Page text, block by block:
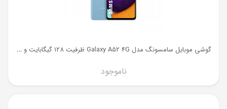
گ
وشی موبایل سامسونگ مدل Galaxy A52 4G ظرفیت 128 گیگابایت و رم 8 گیگ
ناموجود